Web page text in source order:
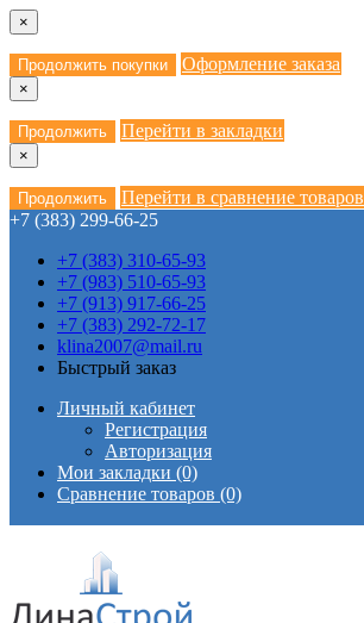
×
Продолжить покупки Оформление заказа
×
Продолжить Перейти в закладки
×
Продолжить
Перейти в сравнение товаров
+7 (383) 299-66-25
+7 (383) 310-65-93
+7 (983) 510-65-93
+7 (913) 917-66-25
+7 (383) 292-72-17
klina2007@mail.ru
Быстрый заказ
Личный кабинет
Регистрация
Авторизация
Мои закладки (0)
Сравнение товаров (0)